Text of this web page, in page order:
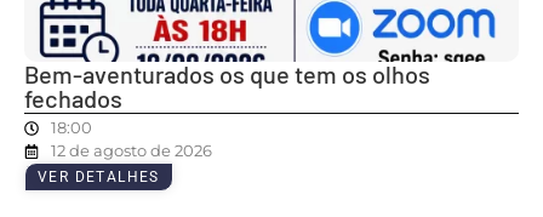
Bem-aventurados os que tem os olhos
fechados
18:00
12 de agosto de 2026
VER DETALHES